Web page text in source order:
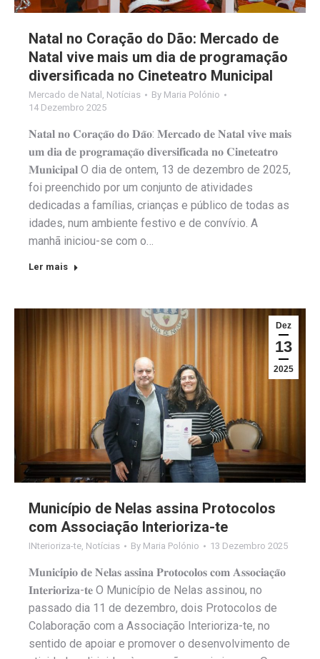
Natal no Coração do Dão: Mercado de
Natal vive mais um dia de programação
diversificada no Cineteatro Municipal
Mercado de Natal , Notícias By Maria Polónio
14 Dezembro 2025
𝐍𝐚𝐭𝐚𝐥 𝐧𝐨 𝐂𝐨𝐫𝐚𝐜̧𝐚̃𝐨 𝐝𝐨 𝐃𝐚̃𝐨: 𝐌𝐞𝐫𝐜𝐚𝐝𝐨 𝐝𝐞 𝐍𝐚𝐭𝐚𝐥 𝐯𝐢𝐯𝐞 𝐦𝐚𝐢𝐬
𝐮𝐦 𝐝𝐢𝐚 𝐝𝐞 𝐩𝐫𝐨𝐠𝐫𝐚𝐦𝐚𝐜̧𝐚̃𝐨 𝐝𝐢𝐯𝐞𝐫𝐬𝐢𝐟𝐢𝐜𝐚𝐝𝐚 𝐧𝐨 𝐂𝐢𝐧𝐞𝐭𝐞𝐚𝐭𝐫𝐨
𝐌𝐮𝐧𝐢𝐜𝐢𝐩𝐚𝐥 O dia de ontem, 13 de dezembro de 2025,
foi preenchido por um conjunto de atividades
dedicadas a famílias, crianças e público de todas as
idades, num ambiente festivo e de convívio. A
manhã iniciou-se com o…
Ler mais
Dez
13
2025
Município de Nelas assina Protocolos
com Associação Interioriza-te
INterioriza-te, Notícias By Maria Polónio 13 Dezembro 2025
𝐌𝐮𝐧𝐢𝐜𝐢́𝐩𝐢𝐨 𝐝𝐞 𝐍𝐞𝐥𝐚𝐬 𝐚𝐬𝐬𝐢𝐧𝐚 𝐏𝐫𝐨𝐭𝐨𝐜𝐨𝐥𝐨𝐬 𝐜𝐨𝐦 𝐀𝐬𝐬𝐨𝐜𝐢𝐚𝐜̧𝐚̃𝐨
𝐈𝐧𝐭𝐞𝐫𝐢𝐨𝐫𝐢𝐳𝐚-𝐭𝐞 O Município de Nelas assinou, no
passado dia 11 de dezembro, dois Protocolos de
Colaboração com a Associação Interioriza-te, no
sentido de apoiar e promover o desenvolvimento de